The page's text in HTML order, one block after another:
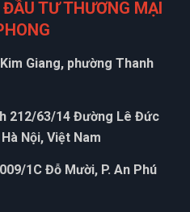
TƯ THƯƠNG MẠI
Giang, phường Thanh
212/63/14 Đường Lê Đức
Nội, Việt Nam
1C Đỗ Mười, P. An Phú